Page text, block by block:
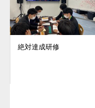
絶対達成研修